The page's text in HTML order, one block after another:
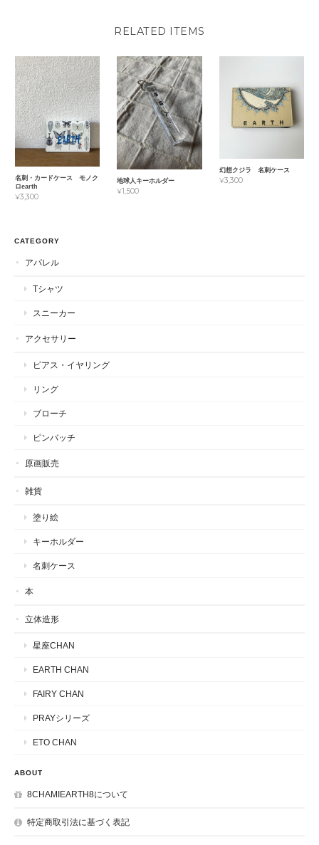
RELATED ITEMS
名刺・カードケース モノク
ロearth
¥3,300
地球人キーホルダー
¥1,500
幻想クジラ 名刺ケース
¥3,300
CATEGORY
アパレル
Tシャツ
スニーカー
アクセサリー
ピアス・イヤリング
リング
ブローチ
ピンバッチ
原画販売
雑貨
塗り絵
キーホルダー
名刺ケース
本
立体造形
星座CHAN
EARTH CHAN
FAIRY CHAN
PRAYシリーズ
ETO CHAN
ABOUT
8CHAMIEARTH8について
特定商取引法に基づく表記